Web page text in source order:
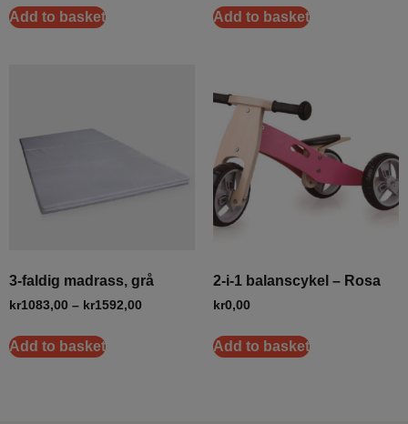
Add to basket Add to basket
3-faldig madrass, grå
kr1083,00 – kr1592,00
Add to basket
2-i-1 balanscykel – Rosa
kr0,00
Add to basket